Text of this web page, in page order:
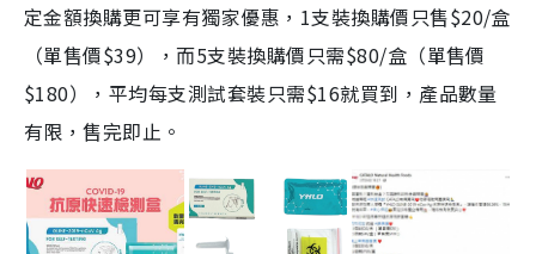
定金額換購更可享有獨家優惠，1支裝換購價只售$20/盒
（單售價$39），而5支裝換購價只需$80/盒（單售價
$180），平均每支測試套裝只需$16就買到，產品數量
有限，售完即止。